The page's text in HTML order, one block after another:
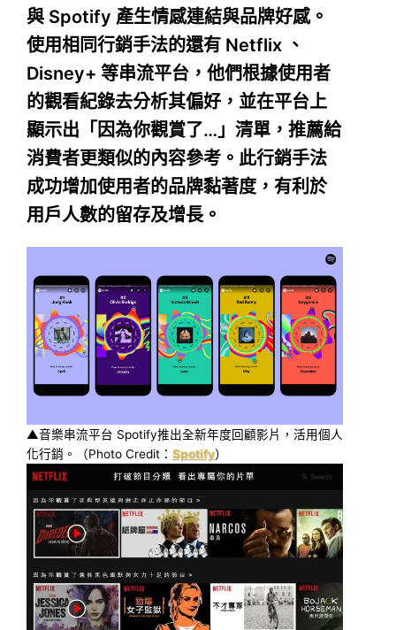
與 Spotify 產生情感連結與品牌好感。
使用相同行銷手法的還有 Netflix 、
Disney+ 等串流平台，他們根據使用者
的觀看紀錄去分析其偏好，並在平台上
顯示出「因為你觀賞了…」清單，推薦給
消費者更類似的內容參考。此行銷手法
成功增加使用者的品牌黏著度，有利於
用戶人數的留存及增長。
▲音樂串流平台 Spotify推出全新年度回顧影片，活用個人
化行銷。（Photo Credit： Spotify）